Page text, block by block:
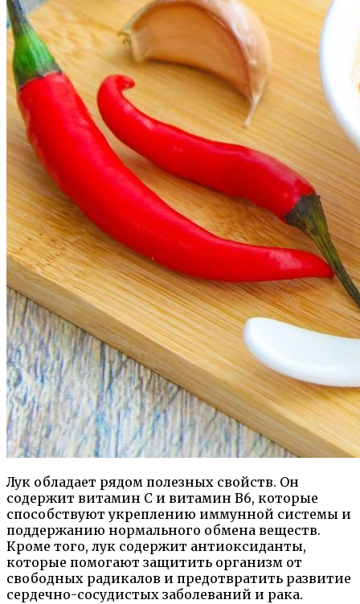
Лук обладает рядом полезных свойств. Он
содержит витамин С и витамин В6, которые
способствуют укреплению иммунной системы и
поддержанию нормального обмена веществ.
Кроме того, лук содержит антиоксиданты,
которые помогают защитить организм от
свободных радикалов и предотвратить развитие
сердечно-сосудистых заболеваний и рака.